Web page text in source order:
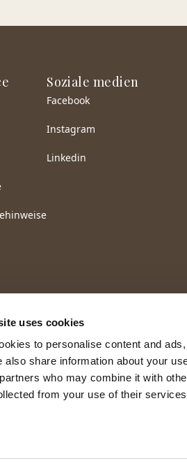
uses cookies
to personalise content and
also share information about your
who may combine it with
from your use of their
Soziale medien
Facebook
Instagram
Linkedin